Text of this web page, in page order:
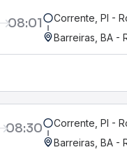
08:01
Corrente, PI -
Barreiras, BA -
08:30
Corrente, PI -
Barreiras, BA -